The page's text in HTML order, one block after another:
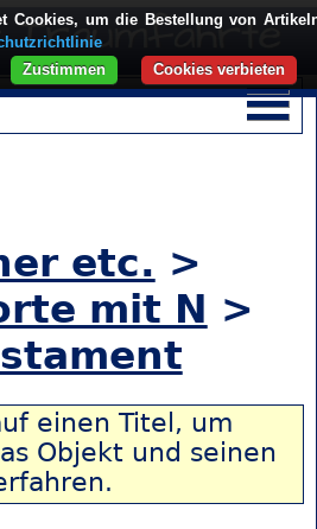
etc. >
mit N >
einen Titel, um
Objekt und seinen
Cookies, um die Bestellung von
Cookies verbieten
Zustimmen